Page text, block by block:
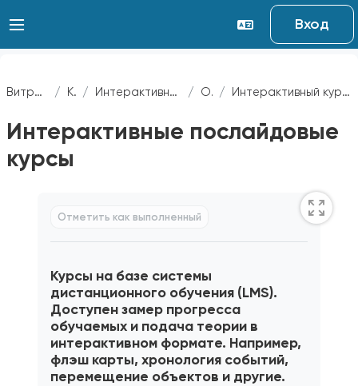
Вход
Витрина курсов Курсы Интерактивные послайдовые курсы Общее Интерактивный курс с упрощенными механиками
Интерактивные послайдовые
курсы
Отметить как выполненный
Курсы на базе системы
дистанционного обучения (LMS).
Доступен замер прогресса
обучаемых и подача теории в
интерактивном формате. Например,
флэш карты, хронология событий,
перемещение объектов и другие.